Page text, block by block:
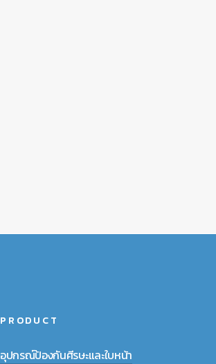
PRODUCT
อุปกรณ์ป้องกันศีรษะและใบหน้า